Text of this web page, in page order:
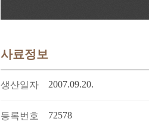
사료정보
생산일자 2007.09.20.
등록번호 72578